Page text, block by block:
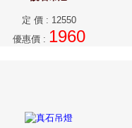
定 價: 12550
優惠價: 1960